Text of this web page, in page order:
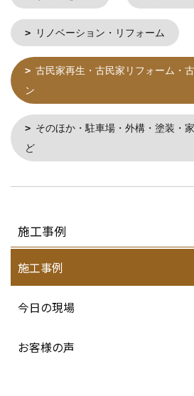
リノベーション・リフォーム
古民家再生・古民家リフォーム・
ン
そのほか・駐車場・外構・塗装・
ど
施工事例
施工事例
今日の現場
お客様の声